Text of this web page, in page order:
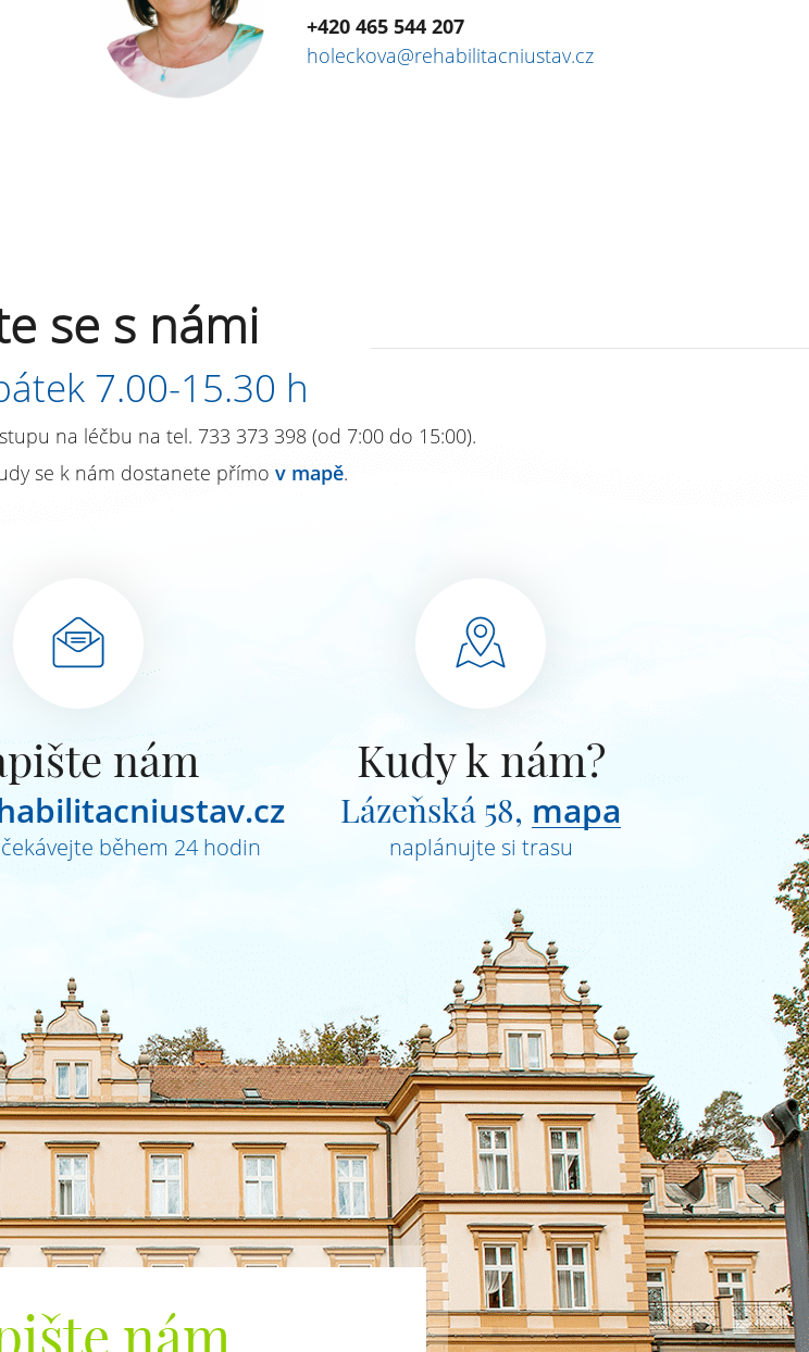
+420 465 544 207
holeckova@rehabilitacniustav.cz
se s námi
7.00-15.30 h
na léčbu na tel. 733 373 398 (od 7:00 do 15:00).
se k nám dostanete přímo v mapě.
nám
během 24 hodin
Kudy k nám?
Lázeňská 58, mapa
naplánujte si trasu
nám